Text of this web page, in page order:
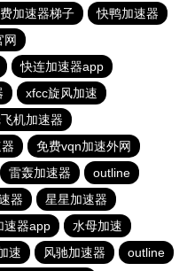
加速器梯子
快鸭加速器
网
快连加速器app
xfcc旋风加速
机加速器
免费vqn加速外网
雷轰加速器
outline
器
星星加速器
速器app
水母加速
速 风驰加速器
outline